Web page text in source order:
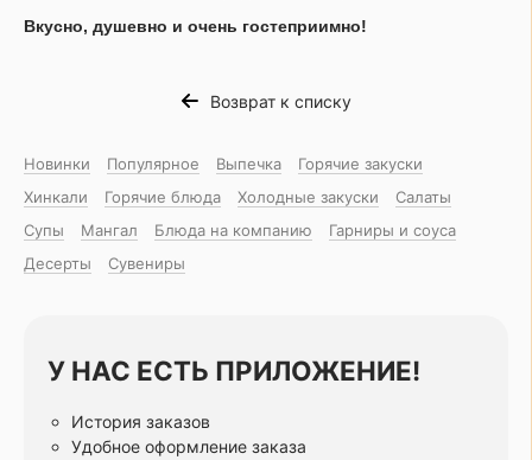
Вкусно, душевно и очень гостеприимно!
Возврат к списку
Новинки Популярное Выпечка
Горячие закуски
Хинкали
Горячие блюда Холодные закуски
Салаты
Супы
Мангал Блюда на компанию
Гарниры и соуса
Десерты
Сувениры
У НАС ЕСТЬ ПРИЛОЖЕНИЕ!
История заказов
Удобное оформление заказа